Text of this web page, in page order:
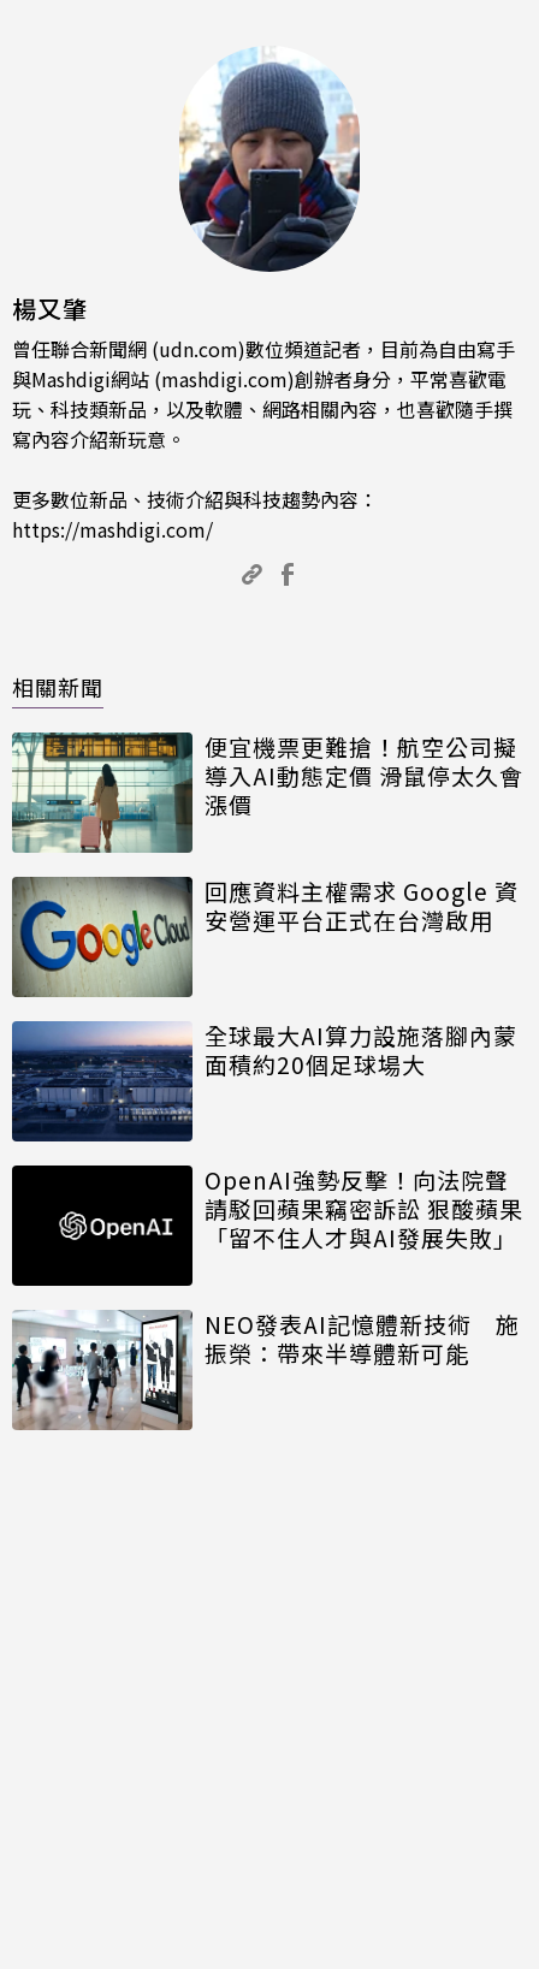
楊又肇
曾任聯合新聞網 (udn.com)數位頻道記者，目前為自由寫手
與Mashdigi網站 (mashdigi.com)創辦者身分，平常喜歡電
玩、科技類新品，以及軟體、網路相關內容，也喜歡隨手撰
寫內容介紹新玩意。
更多數位新品、技術介紹與科技趨勢內容：
https://mashdigi.com/
相關新聞
便宜機票更難搶！航空公司擬
導入AI動態定價 滑鼠停太久會
漲價
回應資料主權需求 Google 資
安營運平台正式在台灣啟用
全球最大AI算力設施落腳內蒙
面積約20個足球場大
OpenAI強勢反擊！向法院聲
請駁回蘋果竊密訴訟 狠酸蘋果
「留不住人才與AI發展失敗」
NEO發表AI記憶體新技術 施
振榮：帶來半導體新可能